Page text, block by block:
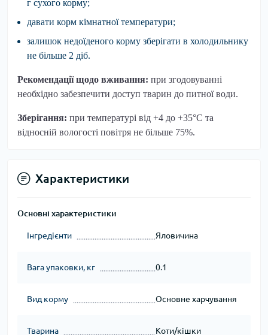
г сухого корму;
давати корм кімнатної температури;
залишок недоїденого корму зберігати в холодильнику
не більше 2 діб.
Рекомендації щодо вживання: при згодовуванні
необхідно забезпечити доступ тварин до питної води.
Зберігання: при температурі від +4 до +35°C та
відносній вологості повітря не більше 75%.
Характеристики
Основні характеристики
Інгредієнти Яловичина
Вага упаковки, кг 0.1
Вид корму Основне харчування
Тварина Коти/кішки